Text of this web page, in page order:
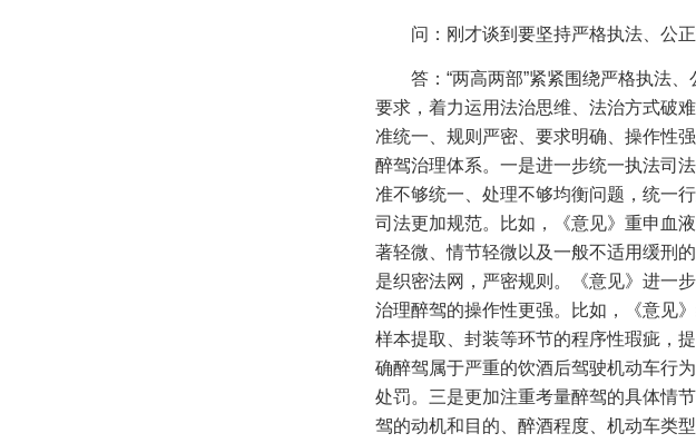
问：刚才谈到要坚持严格执法、公
答：“两高两部”紧紧围绕严格执法
要求，着力运用法治思维、法治方式破
准统一、规则严密、要求明确、操作性
醉驾治理体系。一是进一步统一执法司
准不够统一、处理不够均衡问题，统一
司法更加规范。比如，《意见》重申血
著轻微、情节轻微以及一般不适用缓刑
是织密法网，严密规则。《意见》进一
治理醉驾的操作性更强。比如，《意见
样本提取、封装等环节的程序性瑕疵，
确醉驾属于严重的饮酒后驾驶机动车行
处罚。三是更加注重考量醉驾的具体情
驾的动机和目的、醉酒程度、机动车类